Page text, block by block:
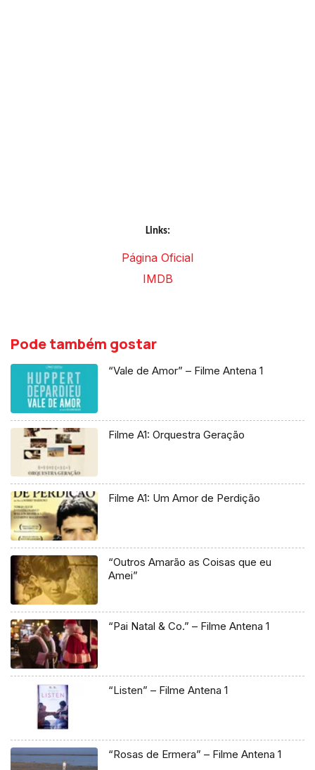
Links:
Página Oficial
IMDB
Pode também gostar
“Vale de Amor” – Filme Antena 1
Filme A1: Orquestra Geração
Filme A1: Um Amor de Perdição
“Outros Amarão as Coisas que eu
Amei”
“Pai Natal & Co.” – Filme Antena 1
“Listen” – Filme Antena 1
“Rosas de Ermera” – Filme Antena 1